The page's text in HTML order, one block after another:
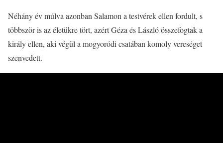
Néhány év múlva azonban Salamon a testvérek ellen fordult, s
többször is az életükre tört, azért Géza és László összefogtak a
király ellen, aki végül a mogyoródi csatában komoly vereséget
szenvedett.